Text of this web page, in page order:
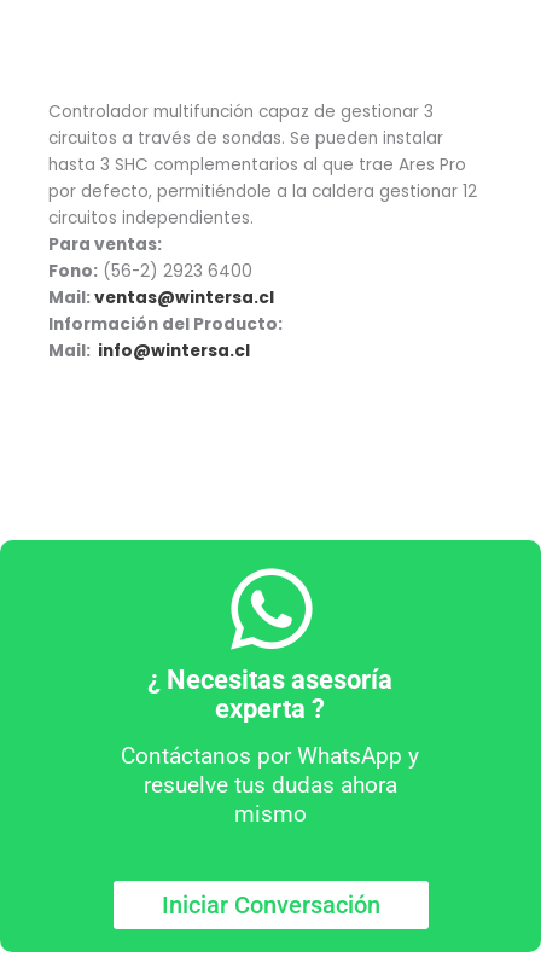
Controlador multifunción capaz de gestionar 3
circuitos a través de sondas. Se pueden instalar
hasta 3 SHC complementarios al que trae Ares Pro
por defecto, permitiéndole a la caldera gestionar 12
circuitos independientes.
Para ventas:
Fono: (56-2) 2923 6400
Mail:ventas@wintersa.cl
Información del Producto:
Mail: info@wintersa.cl
¿ Necesitas asesoría
experta ?
Contáctanos por WhatsApp y
resuelve tus dudas ahora
mismo
Iniciar Conversación